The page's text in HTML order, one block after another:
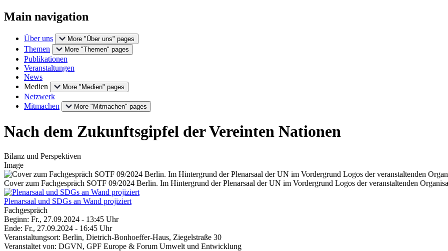
Main navigation
Über uns More "Über uns" pages
Themen More "Themen" pages
Publikationen
Veranstaltungen
News
Medien
More "Medien" pages
Netzwerk
Mitmachen
More "Mitmachen" pages
Nach dem Zukunftsgipfel der Vereinten Nationen
Bilanz und Perspektiven
Image
Cover zum Fachgespräch SOTF 09/2024 Berlin. Im Hintergrund der Plenarsaal der UN im Vordergrund Logos der veranstaltenden
Plenarsaal und SDGs an Wand projiziert
Fachgespräch
Beginn: Fr., 27.09.2024 - 13:45 Uhr
Ende: Fr., 27.09.2024 - 16:45 Uhr
Veranstaltungsort: Berlin, Dietrich-Bonhoeffer-Haus, Ziegelstraße 30
Veranstaltet von: DGVN, GPF Europe & Forum Umwelt und Entwicklung